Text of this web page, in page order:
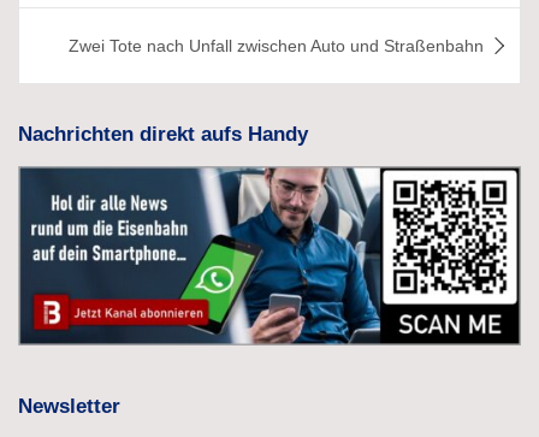
Zwei Tote nach Unfall zwischen Auto und Straßenbahn
Nachrichten direkt aufs Handy
Newsletter